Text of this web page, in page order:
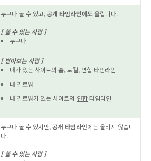
누구나 볼 수 있고,공개 타임라인에도 올립니다.
[ 볼 수 있는 사람 ]
누구나
[ 받아보는 사람 ]
내가 있는 사이트의 홈, 로컬, 연합타임라인
내 팔로워
내 팔로워가 있는 사이트의 연합타임라인
누구나 볼 수 있지만,공개 타임라인에는 올리지 않습니
다.
[ 볼 수 있는 사람 ]